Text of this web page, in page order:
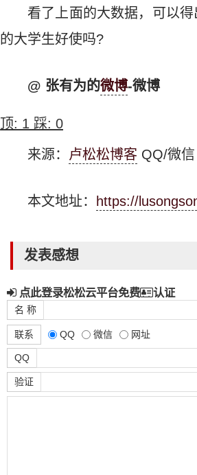
看了上面的大数据，可以
的大学生好使吗?
@ 张有为的微博-微博
顶: 1 踩: 0
来源： 卢松松博客 QQ/微
本文地址： https://
发表感想
点此登录松松云平台免费 认证
名 称
联系 QQ 微信 网址
QQ
验证